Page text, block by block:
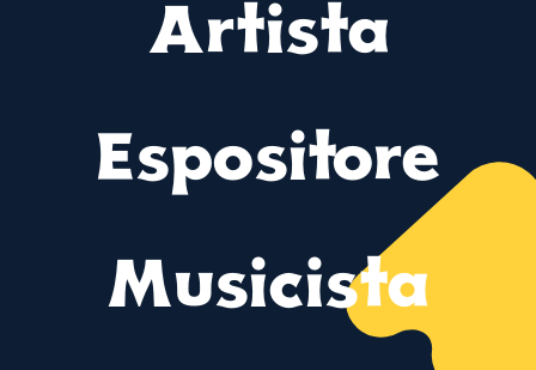
Artista
Espositore
Musicista